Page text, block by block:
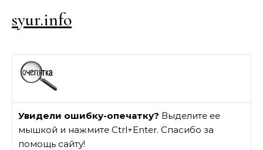
syur.info
Увидели ошибку-опечатку? Выделите ее
мышкой и нажмите Ctrl+Enter. Спасибо за
помощь сайту!